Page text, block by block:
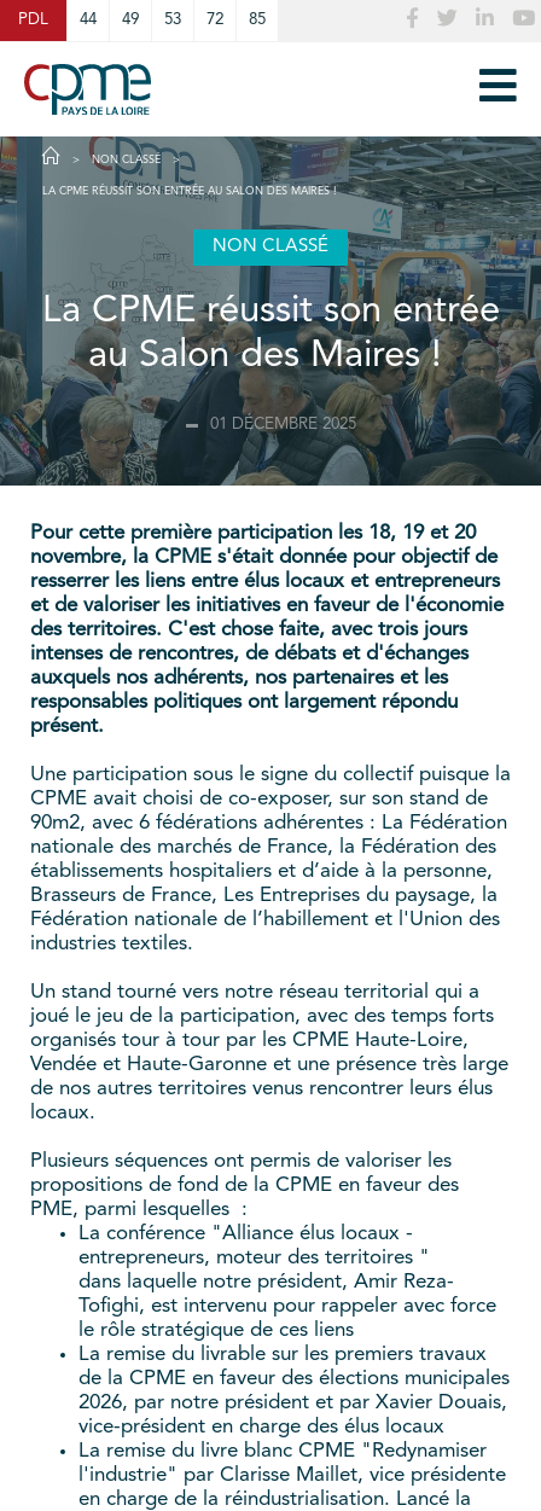
PDL 44 49 53 72 85
NON CLASSÉ
LA CPME RÉUSSIT SON ENTRÉE AU SALON DES MAIRES !
NON CLASSÉ
La CPME réussit son entrée
au Salon des Maires !
01 DÉCEMBRE 2025
Pour cette première participation les 18, 19 et 20
novembre, la CPME s'était donnée pour objectif de
resserrer les liens entre élus locaux et entrepreneurs
et de valoriser les initiatives en faveur de l'économie
des territoires. C'est chose faite, avec trois jours
intenses de rencontres, de débats et d'échanges
auxquels nos adhérents, nos partenaires et les
responsables politiques ont largement répondu
présent.
Une participation sous le signe du collectif puisque la
CPME avait choisi de co-exposer, sur son stand de
90m2, avec 6 fédérations adhérentes : La Fédération
nationale des marchés de France, la Fédération des
établissements hospitaliers et d’aide à la personne,
Brasseurs de France, Les Entreprises du paysage, la
Fédération nationale de l’habillement et l'Union des
industries textiles.
Un stand tourné vers notre réseau territorial qui a
joué le jeu de la participation, avec des temps forts
organisés tour à tour par les CPME Haute-Loire,
Vendée et Haute-Garonne et une présence très large
de nos autres territoires venus rencontrer leurs élus
locaux.
Plusieurs séquences ont permis de valoriser les
propositions de fond de la CPME en faveur des
PME, parmi lesquelles :
La conférence "Alliance élus locaux -
entrepreneurs, moteur des territoires "
dans laquelle notre président, Amir Reza-
Tofighi, est intervenu pour rappeler avec force
le rôle stratégique de ces liens
La remise du livrable sur les premiers travaux
de la CPME en faveur des élections municipales
2026, par notre président et par Xavier Douais,
vice-président en charge des élus locaux
La remise du livre blanc CPME "Redynamiser
l'industrie" par Clarisse Maillet, vice présidente
en charge de la réindustrialisation. Lancé la
Cookies management panel